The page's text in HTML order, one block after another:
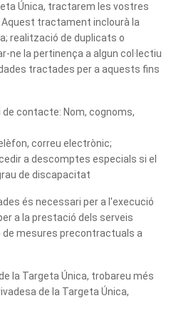
Única, tractarem les vostres
Aquest tractament inclourà la
realització de duplicats o
ne la pertinença a algun col·lectiu
tractades per a aquests fins
contacte: Nom, cognoms,
correu electrònic;
a descomptes especials si el
de discapacitat
és necessari per a l'execució
a la prestació dels serveis
de mesures precontractuals a
la Targeta Única, trobareu més
de la Targeta Única,